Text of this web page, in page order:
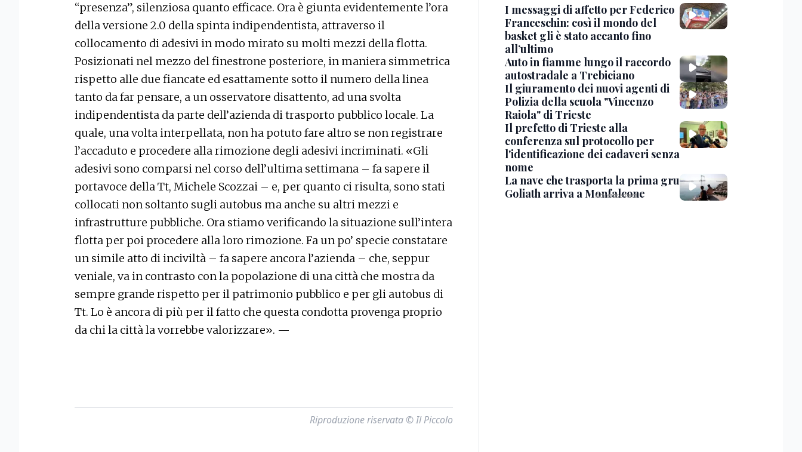
“presenza”, silenziosa quanto efficace. Ora è giunta evidentemente l’ora
della versione 2.0 della spinta indipendentista, attraverso il
collocamento di adesivi in modo mirato su molti mezzi della flotta.
Posizionati nel mezzo del finestrone posteriore, in maniera simmetrica
rispetto alle due fiancate ed esattamente sotto il numero della linea
tanto da far pensare, a un osservatore disattento, ad una svolta
indipendentista da parte dell’azienda di trasporto pubblico locale. La
quale, una volta interpellata, non ha potuto fare altro se non registrare
l’accaduto e procedere alla rimozione degli adesivi incriminati. «Gli
adesivi sono comparsi nel corso dell’ultima settimana – fa sapere il
portavoce della Tt, Michele Scozzai – e, per quanto ci risulta, sono stati
collocati non soltanto sugli autobus ma anche su altri mezzi e
infrastrutture pubbliche. Ora stiamo verificando la situazione sull’intera
flotta per poi procedere alla loro rimozione. Fa un po’ specie constatare
un simile atto di inciviltà – fa sapere ancora l’azienda – che, seppur
veniale, va in contrasto con la popolazione di una città che mostra da
sempre grande rispetto per il patrimonio pubblico e per gli autobus di
Tt. Lo è ancora di più per il fatto che questa condotta provenga proprio
da chi la città la vorrebbe valorizzare». —
Riproduzione riservata © Il Piccolo
I messaggi di affetto per Federico
Franceschin: così il mondo del
basket gli è stato accanto fino
all’ultimo
Auto in fiamme lungo il raccordo
autostradale a Trebiciano
Il giuramento dei nuovi agenti di
Polizia della scuola "Vincenzo
Raiola" di Trieste
Il prefetto di Trieste alla
conferenza sul protocollo per
l'identificazione dei cadaveri senza
nome
La nave che trasporta la prima gru
Goliath arriva a Monfalcone